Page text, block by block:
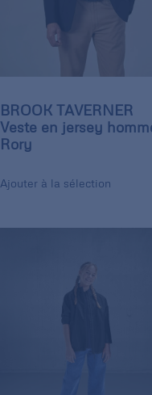
BROOK TAVERNER
Veste en jersey
Rory
Ajouter à la sélection